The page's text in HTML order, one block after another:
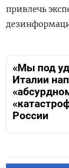
привлечь
«Мы под
Италии
России